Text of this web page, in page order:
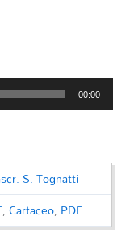
00:00
S. Tognatti
,Cartaceo, PDF